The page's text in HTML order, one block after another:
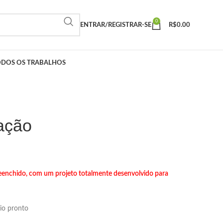
ENTRAR/REGISTRAR-SE
0
R$0.00
OS TRABALHOS
com um projeto totalmente desenvolvido para